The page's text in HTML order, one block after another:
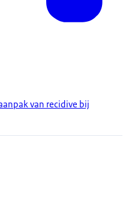
van recidive bij